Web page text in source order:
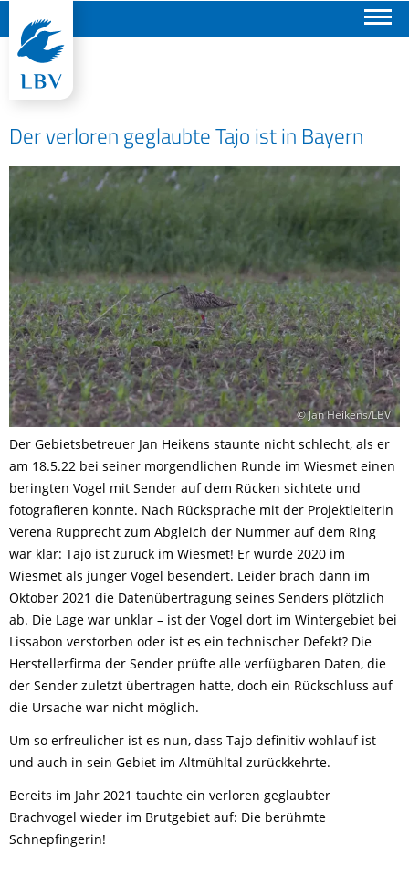
Der verloren geglaubte Tajo ist in Bayern
© Jan Heikens/LBV
Der Gebietsbetreuer Jan Heikens staunte nicht schlecht, als er
am 18.5.22 bei seiner morgendlichen Runde im Wiesmet einen
beringten Vogel mit Sender auf dem Rücken sichtete und
fotografieren konnte. Nach Rücksprache mit der Projektleiterin
Verena Rupprecht zum Abgleich der Nummer auf dem Ring
war klar: Tajo ist zurück im Wiesmet! Er wurde 2020 im
Wiesmet als junger Vogel besendert. Leider brach dann im
Oktober 2021 die Datenübertragung seines Senders plötzlich
ab. Die Lage war unklar – ist der Vogel dort im Wintergebiet bei
Lissabon verstorben oder ist es ein technischer Defekt? Die
Herstellerfirma der Sender prüfte alle verfügbaren Daten, die
der Sender zuletzt übertragen hatte, doch ein Rückschluss auf
die Ursache war nicht möglich.
Um so erfreulicher ist es nun, dass Tajo definitiv wohlauf ist
und auch in sein Gebiet im Altmühltal zurückkehrte.
Bereits im Jahr 2021 tauchte ein verloren geglaubter
Brachvogel wieder im Brutgebiet auf: Die berühmte
Schnepfingerin!